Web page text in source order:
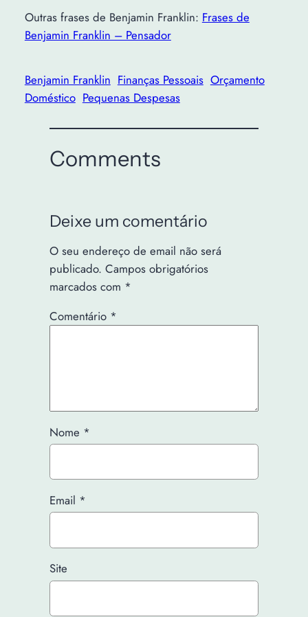
Outras frases de Benjamin Franklin: Frases de
Benjamin Franklin – Pensador
Benjamin Franklin Finanças Pessoais Orçamento
Doméstico Pequenas Despesas
Comments
Deixe um comentário
O seu endereço de email não será
publicado. Campos obrigatórios
marcados com *
Comentário *
Nome *
Email *
Site